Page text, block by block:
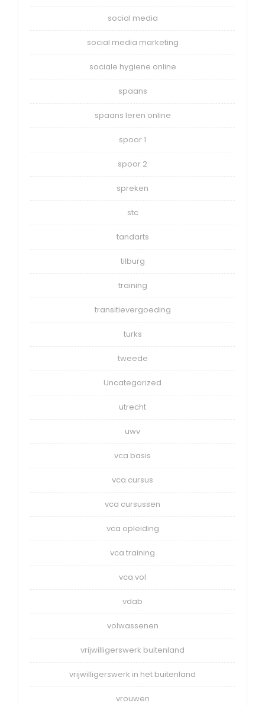
social media
social media marketing
sociale hygiene online
spaans
spaans leren online
spoor 1
spoor 2
spreken
stc
tandarts
tilburg
training
transitievergoeding
turks
tweede
Uncategorized
utrecht
uwv
vca basis
vca cursus
vca cursussen
vca opleiding
vca training
vca vol
vdab
volwassenen
vrijwilligerswerk buitenland
vrijwilligerswerk in het buitenland
vrouwen